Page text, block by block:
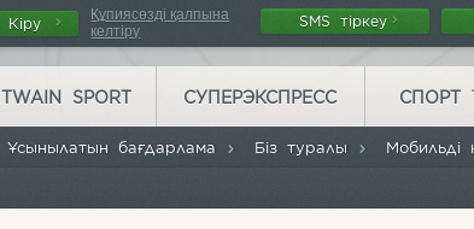
Кіру
Құпиясөзді қалпына
келтіру
SMS тіркеу
Ұсынылатын бағдарлама Біз туралы Мобильді
TWAIN SPORT СУПЕРЭКСПРЕСС СПОРТ